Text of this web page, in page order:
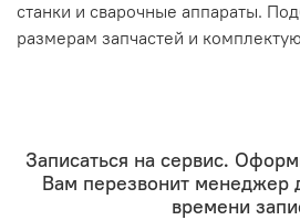
станки и сварочные аппараты.
размерам запчастей и
Записаться на сервис.
Вам перезвонит менеджер
времени